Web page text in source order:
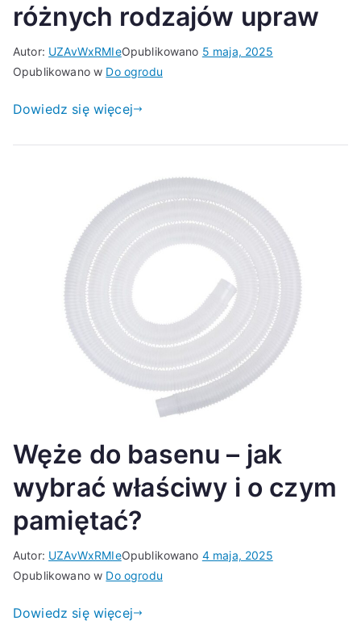
różnych rodzajów upraw
Autor: UZAvWxRMIeOpublikowano 5 maja, 2025
Opublikowano w Do ogrodu
Dowiedz się więcej
Węże do basenu – jak
wybrać właściwy i o czym
pamiętać?
Autor: UZAvWxRMIeOpublikowano 4 maja, 2025
Opublikowano w Do ogrodu
Dowiedz się więcej